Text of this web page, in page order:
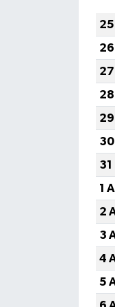
25
26
27
28
29
30
31
1
2
3
4
5